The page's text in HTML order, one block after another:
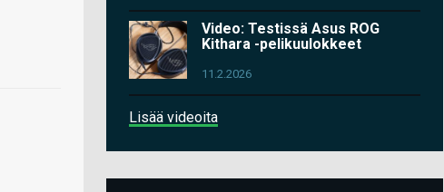
Video: Testissä Asus ROG
Kithara -pelikuulokkeet
11.2.2026
Lisää videoita